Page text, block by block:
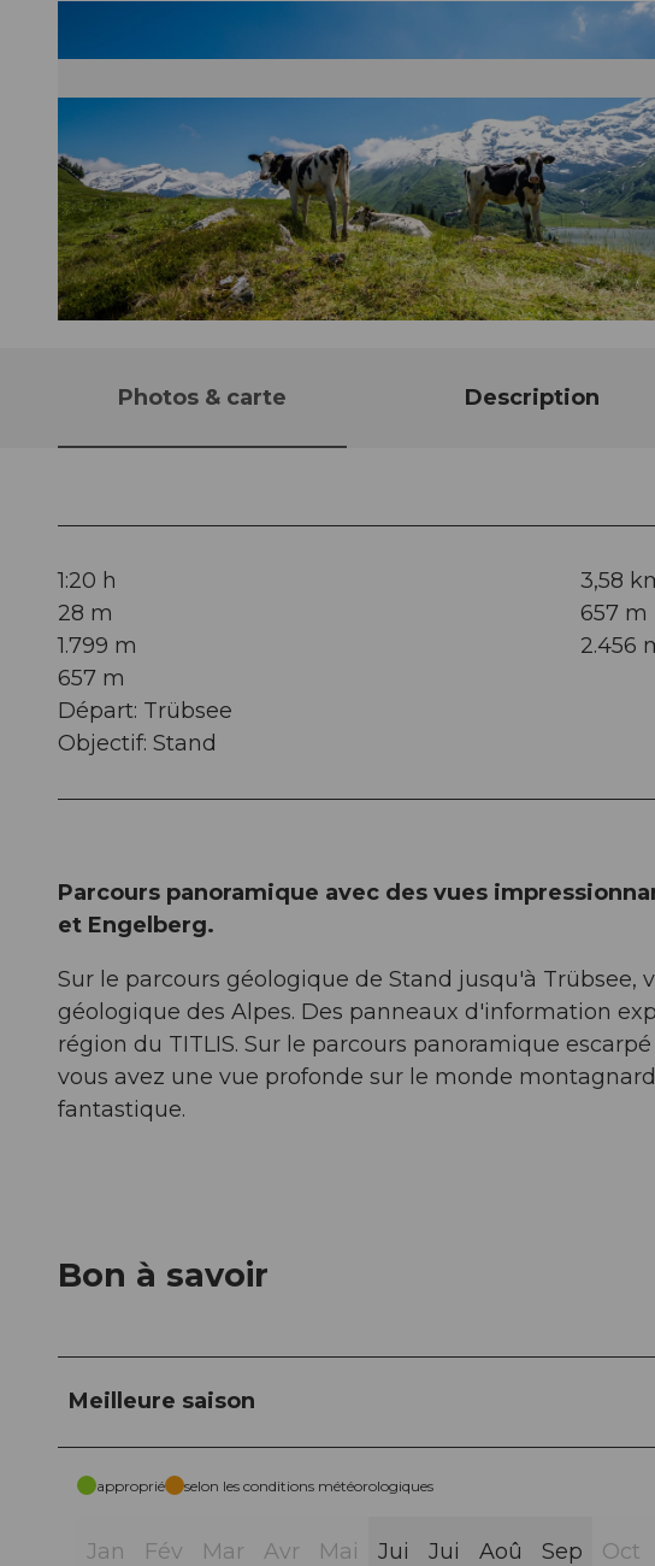
Photos & carte Description
1:20 h
3,58
28 m
657 m
1.799 m
2.456
657 m
Départ: Trübsee
Objectif: Stand
Parcours panoramique avec des vues
et Engelberg.
Sur le parcours géologique de Stand jusqu'à
géologique des Alpes. Des panneaux d'information
région du TITLIS. Sur le parcours panoramique
vous avez une vue profonde sur le monde
fantastique.
Bon à savoir
Meilleure saison
approprié selon les conditions météorologiques
Jan Fév Mar Avr Mai Jui Jui Aoû Sep Oct